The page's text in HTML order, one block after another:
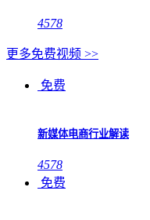
4578
更多免费视频 >>
免费
新媒体电商行业解读
4578
免费